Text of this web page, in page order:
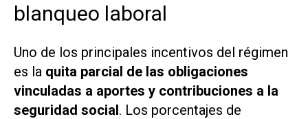
blanqueo laboral
Uno de los principales incentivos del régimen
es la quita parcial de las obligaciones
vinculadas a aportes y contribuciones a la
seguridad social. Los porcentajes de